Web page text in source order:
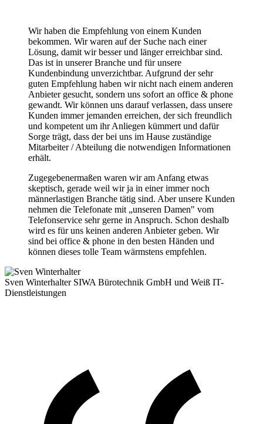
Wir haben die Empfehlung von einem Kunden
bekommen. Wir waren auf der Suche nach einer
Lösung, damit wir besser und länger erreichbar sind.
Das ist in unserer Branche und für unsere
Kundenbindung unverzichtbar. Aufgrund der sehr
guten Empfehlung haben wir nicht nach einem anderen
Anbieter gesucht, sondern uns sofort an office & phone
gewandt. Wir können uns darauf verlassen, dass unsere
Kunden immer jemanden erreichen, der sich freundlich
und kompetent um ihr Anliegen kümmert und dafür
Sorge trägt, dass der bei uns im Hause zuständige
Mitarbeiter / Abteilung die notwendigen Informationen
erhält.
Zugegebenermaßen waren wir am Anfang etwas
skeptisch, gerade weil wir ja in einer immer noch
männerlastigen Branche tätig sind. Aber unsere Kunden
nehmen die Telefonate mit „unseren Damen" vom
Telefonservice sehr gerne in Anspruch. Schon deshalb
wird es für uns keinen anderen Anbieter geben. Wir
sind bei office & phone in den besten Händen und
können dieses tolle Team wärmstens empfehlen.
Sven Winterhalter SIWA Bürotechnik GmbH und Weiß IT-
Dienstleistungen